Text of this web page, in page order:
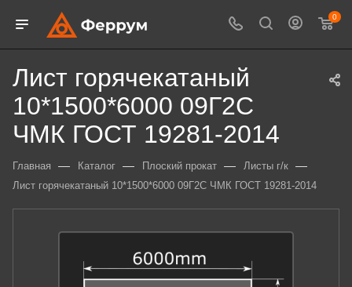
0
Лист горячекатаный
10*1500*6000 09Г2С
ЧМК ГОСТ 19281-2014
Главная — Каталог — Плоский прокат — Листы г/к —
Лист горячекатаный 10*1500*6000 09Г2С ЧМК ГОСТ 19281-2014